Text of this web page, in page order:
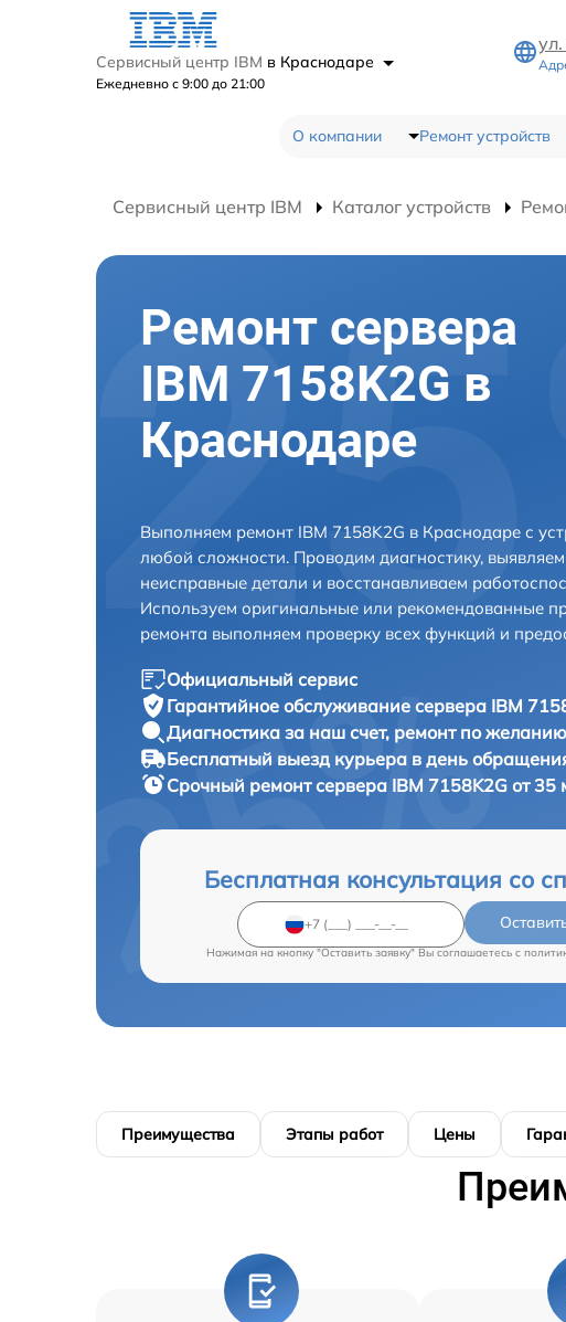
Сервисный центр IBM в Краснодаре
Ежедневно с 9:00 до 21:00
О компании Ремонт устройств
Сервисный центр IBM Каталог устройств
Ремонт сервера
IBM 7158K2G в
Краснодаре
Выполняем ремонт IBM 7158K2G в Краснодаре с
любой сложности. Проводим диагностику,
неисправные детали и восстанавливаем
Используем оригинальные или рекомендованные
ремонта выполняем проверку всех функций и
Официальный сервис
Гарантийное обслуживание сервера IBM
Диагностика за наш счет, ремонт по желанию
Бесплатный выезд курьера в день
Срочный ремонтсервера IBM 7158K2G от 35
Бесплатная консультация со
Нажимая на кнопку "Оставить заявку" Вы соглашаетесь c
Преимущества Этапы работ Цены